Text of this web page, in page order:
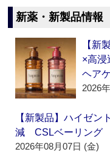
新薬・新製品情報
【新
×高浸
ヘア
2026
【新製品】ハイゼン
減 CSLベーリング
2026年08月07日 (金)